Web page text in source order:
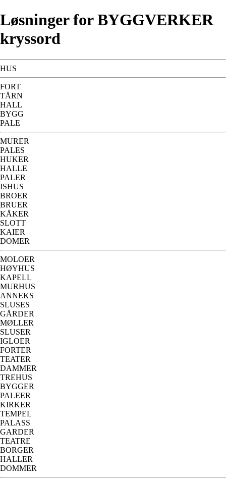
Løsninger for BYGGVERKER
kryssord
HUS
FORT
TÅRN
HALL
BYGG
PALE
MURER
PALES
HUKER
HALLE
PALER
ISHUS
BROER
BRUER
KÅKER
SLOTT
KAIER
DOMER
MOLOER
HØYHUS
KAPELL
MURHUS
ANNEKS
SLUSES
GÅRDER
MØLLER
SLUSER
IGLOER
FORTER
TEATER
DAMMER
TREHUS
BYGGER
PALEER
KIRKER
TEMPEL
PALASS
GARDER
TEATRE
BORGER
HALLER
DOMMER